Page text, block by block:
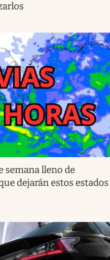
semana lleno de
dejarán estos estados